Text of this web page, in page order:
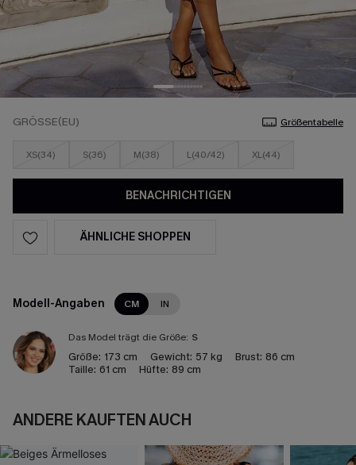
GRÖSSE(EU) Größentabelle
XS(34) S(36) M(38) L(40/42) XL(44)
BENACHRICHTIGEN
ÄHNLICHE SHOPPEN
Modell-Angaben CM IN
Das Model trägt die Größe: S
Größe: 173 cm Gewicht: 57 kg Brust: 86 cm
Taille: 61 cm Hüfte: 89 cm
ANDERE KAUFTEN AUCH